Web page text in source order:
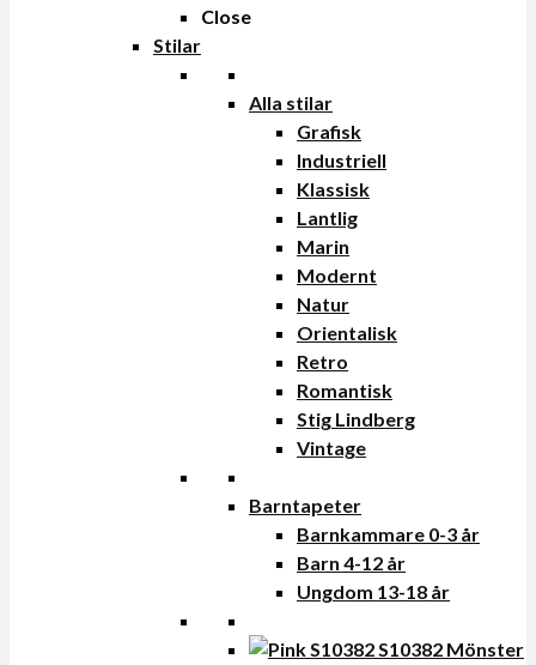
Close
Stilar
Alla stilar
Grafisk
Industriell
Klassisk
Lantlig
Marin
Modernt
Natur
Orientalisk
Retro
Romantisk
Stig Lindberg
Vintage
Barntapeter
Barnkammare 0-3 år
Barn 4-12 år
Ungdom 13-18 år